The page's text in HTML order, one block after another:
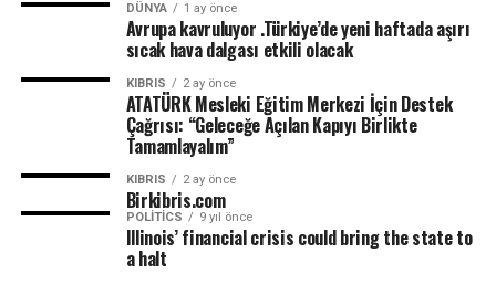
DÜNYA 1 ay önce
Avrupa kavruluyor .Türkiye’de yeni haftada aşırı
sıcak hava dalgası etkili olacak
KIBRIS 2 ay önce
ATATÜRK Mesleki Eğitim Merkezi İçin Destek
Çağrısı: “Geleceğe Açılan Kapıyı Birlikte
Tamamlayalım”
KIBRIS 2 ay önce
Birkibris.com
POLITICS 9 yıl önce
Illinois’ financial crisis could bring the state to
a halt